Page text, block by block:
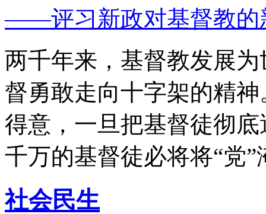
——评习新政对基督教的
两千年来，基督教发展
督勇敢走向十字架的精
得意，一旦把基督徒彻
千万的基督徒必将将“党”
社会民生